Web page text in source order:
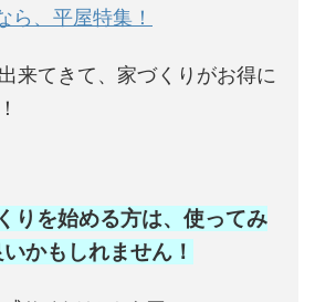
ら、平屋特集！
出来てきて、家づくりがお得に
りを始める方は、使ってみ
かもしれません ！